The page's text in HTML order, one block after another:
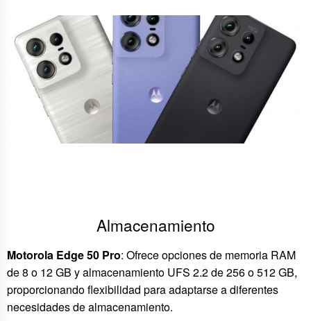
Almacenamiento
Motorola Edge 50 Pro: Ofrece opciones de memoria RAM
de 8 o 12 GB y almacenamiento UFS 2.2 de 256 o 512 GB,
proporcionando flexibilidad para adaptarse a diferentes
necesidades de almacenamiento.